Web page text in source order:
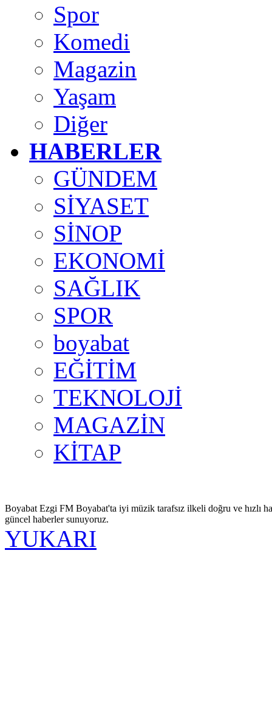
Spor
Komedi
Magazin
Yaşam
Diğer
HABERLER
GÜNDEM
SİYASET
SİNOP
EKONOMİ
SAĞLIK
SPOR
boyabat
EĞİTİM
TEKNOLOJİ
MAGAZİN
KİTAP
Boyabat Ezgi FM Boyabat'ta iyi müzik tarafsız ilkeli doğru ve hızlı
güncel haberler sunuyoruz.
YUKARI